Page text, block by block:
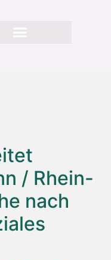
/ Rhein-
nach